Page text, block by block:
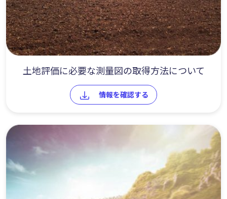
土地評価に必要な測量図の取得方法について
情報を確認する